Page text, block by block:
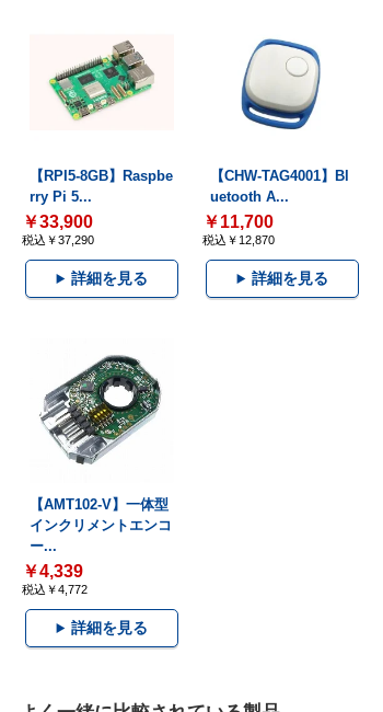
【RPI5-8GB】Raspbe
rry Pi 5...
￥33,900
税込￥37,290
詳細を見る
【CHW-TAG4001】Bl
uetooth A...
￥11,700
税込￥12,870
詳細を見る
【AMT102-V】一体型
インクリメントエンコ
ー...
￥4,339
税込￥4,772
詳細を見る